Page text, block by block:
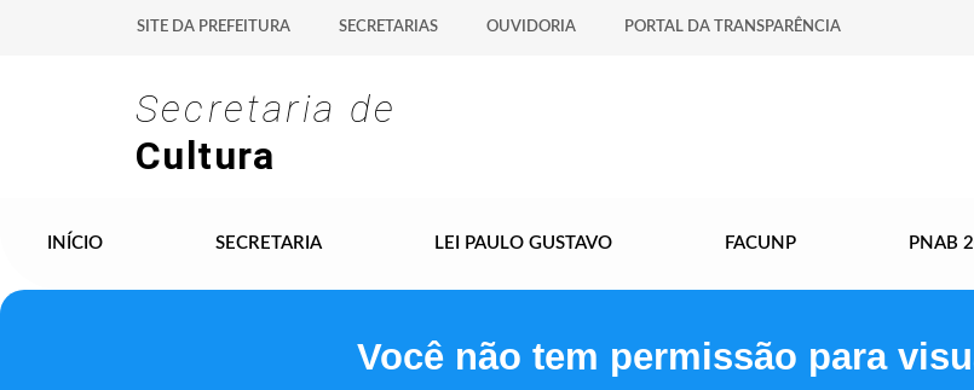
SITE DA PREFEITURA SECRETARIAS OUVIDORIA PORTAL DA TRANSPARÊNCIA
Secretaria de
Cultura
INÍCIO SECRETARIA LEI PAULO GUSTAVO FACUNP PNAB
Você não tem permissão para